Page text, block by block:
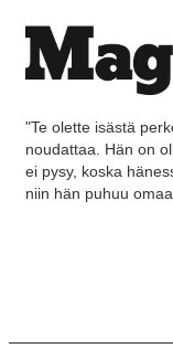
"Te olette isästä
noudattaa. Hän on
ei pysy, koska
niin hän puhuu